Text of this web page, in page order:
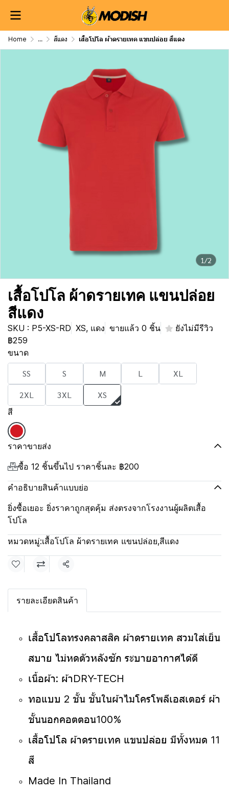
Home ... สีแดง เสื้อโปโล ผ้าดรายเทค แขนปล่อย สีแดง
1/2
เสื้อโปโล ผ้าดรายเทค แขนปล่อย
สีแดง
SKU : P5-XS-RD XS, แดง ขายแล้ว 0 ชิ้น
ยังไม่มีรีวิว
฿259
ขนาด
SS S M L
XL
2XL
3XL XS
สี
ราคาขายส่ง
ซื้อ 12 ชิ้นขึ้นไป ราคาชิ้นละ ฿200
คำอธิบายสินค้าแบบย่อ
ยิ่งซื้อเยอะ ยิ่งราคาถูกสุดคุ้ม ส่งตรงจากโรงงานผู้ผลิตเสื้อ
โปโล
หมวดหมู่:เสื้อโปโล ผ้าดรายเทค แขนปล่อย,สีแดง
แชร์
รายละเอียดสินค้า
เสื้อโปโลทรงคลาสสิค ผ้าดรายเทค สวมใส่เย็น
สบาย ไม่หดตัวหลังซัก ระบายอากาศได้ดี
เนื้อผ้า: ผ้าDRY-TECH
ทอแบบ 2 ชั้น ชั้นในผ้าไมโครโพลีเอสเตอร์ ผ้า
ชั้นนอกคอตตอน100%
เสื้อโปโล ผ้าดรายเทค แขนปล่อย มีทั้งหมด 11
สี
Made In Thailand